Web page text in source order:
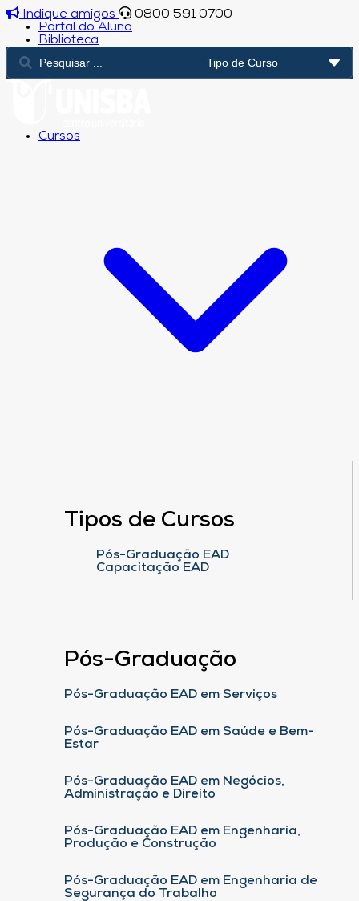
Indique amigos
0800 591 0700
Portal do Aluno
Biblioteca
Cursos
Tipos de Cursos
Pós-Graduação EAD
Capacitação EAD
Pós-Graduação
Pós-Graduação EAD em Serviços
Pós-Graduação EAD em Saúde e Bem-
Estar
Pós-Graduação EAD em Negócios,
Administração e Direito
Pós-Graduação EAD em Engenharia,
Produção e Construção
Pós-Graduação EAD em Engenharia de
Segurança do Trabalho